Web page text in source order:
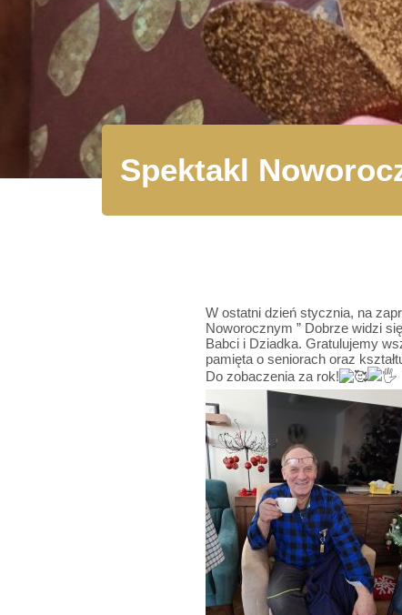
Spektakl
W ostatni dzień stycznia, na
Noworocznym ” Dobrze widzi
Babci i Dziadka. Gratulujemy
pamięta o seniorach oraz
Do zobaczenia za rok!